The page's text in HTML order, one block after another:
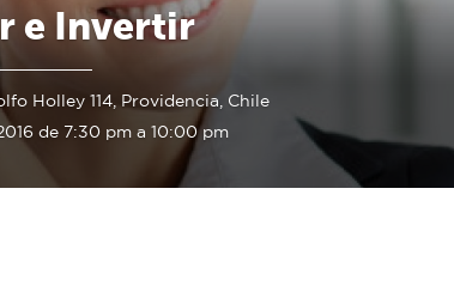
e Invertir
Holley 114, Providencia, Chile
de 7:30 pm a 10:00 pm